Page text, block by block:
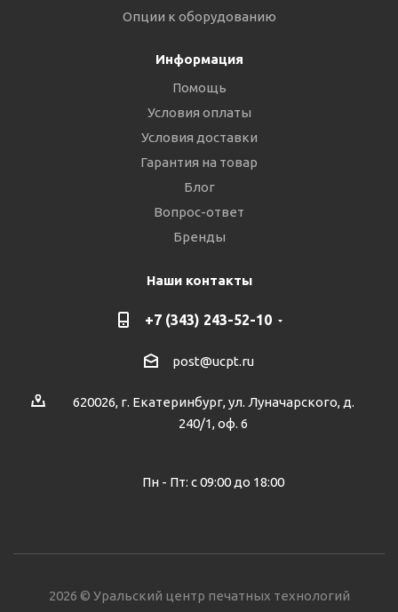
Опции к оборудованию
Информация
Помощь
Условия оплаты
Условия доставки
Гарантия на товар
Блог
Вопрос-ответ
Бренды
Наши контакты
+7 (343) 243-52-10
post@ucpt.ru
620026, г. Екатеринбург, ул. Луначарского, д.
240/1, оф. 6
Пн - Пт: с 09:00 до 18:00
2026 © Уральский центр печатных технологий